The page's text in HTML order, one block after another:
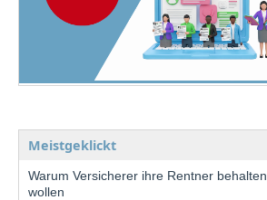
Meistgeklickt
Warum Versicherer ihre Rentner behalten
wollen